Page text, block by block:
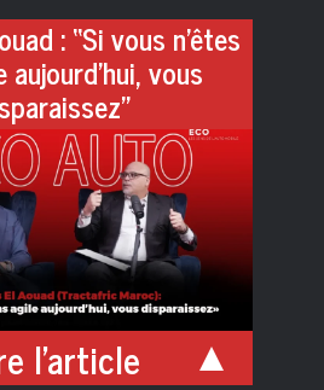
: “Si vous n’êtes
vous
l'article